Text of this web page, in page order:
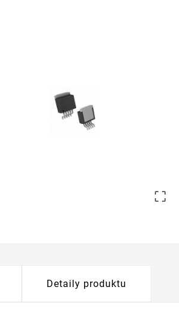

Detaily produktu